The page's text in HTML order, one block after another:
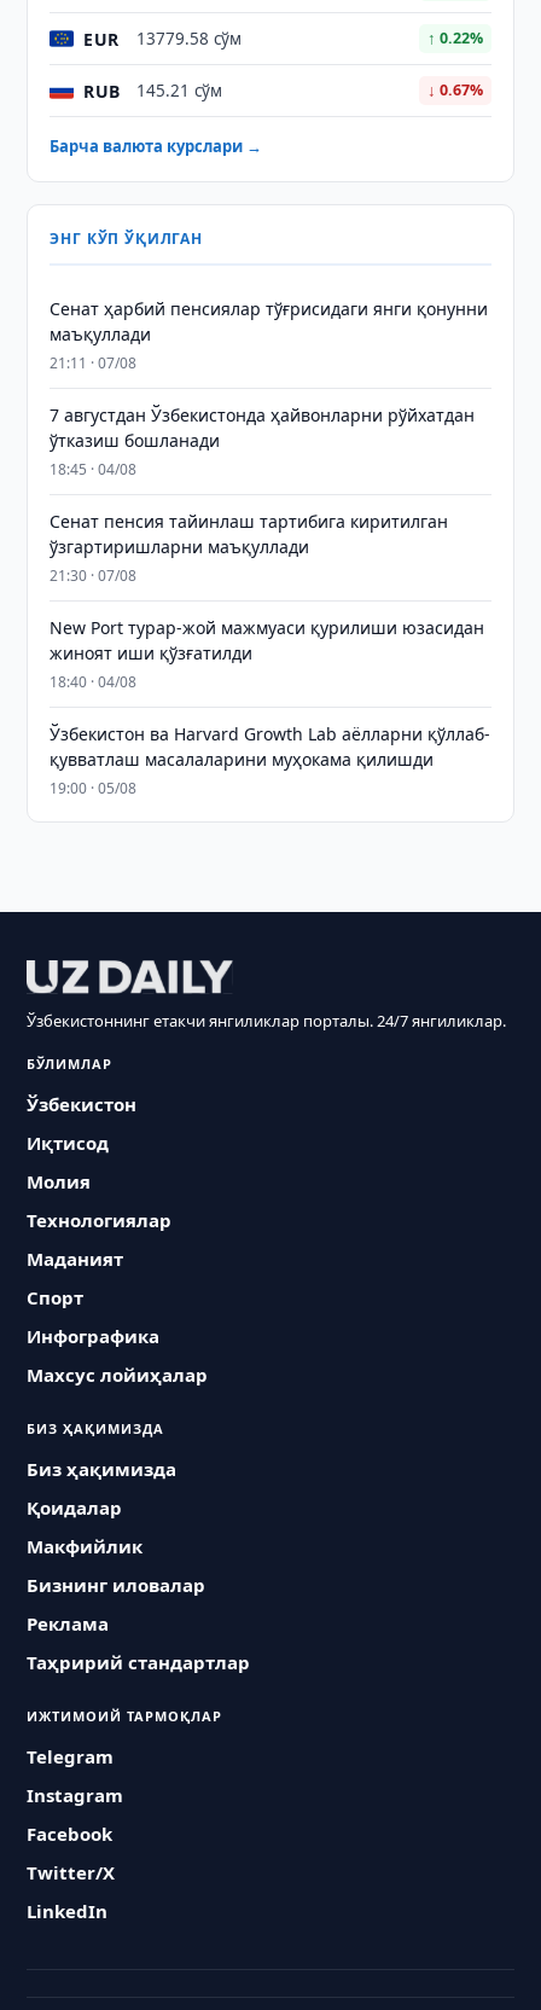
EUR 13779.58 сўм ↑ 0.22%
RUB 145.21 сўм ↓ 0.67%
Барча валюта курслари →
ЭНГ КЎП ЎҚИЛГАН
Сенат ҳарбий пенсиялар тўғрисидаги янги қонунни
маъқуллади
21:11 · 07/08
7 августдан Ўзбекистонда ҳайвонларни рўйхатдан
ўтказиш бошланади
18:45 · 04/08
Сенат пенсия тайинлаш тартибига киритилган
ўзгартиришларни маъқуллади
21:30 · 07/08
New Port турар-жой мажмуаси қурилиши юзасидан
жиноят иши қўзғатилди
18:40 · 04/08
Ўзбекистон ва Harvard Growth Lab аёлларни қўллаб-
қувватлаш масалаларини муҳокама қилишди
19:00 · 05/08
Ўзбекистоннинг етакчи янгиликлар порталы. 24/7 янгиликлар.
БЎЛИМЛАР
Ўзбекистон
Иқтисод
Молия
Технологиялар
Маданият
Спорт
Инфографика
Махсус лойиҳалар
БИЗ ҲАҚИМИЗДА
Биз ҳақимизда
Қоидалар
Макфийлик
Бизнинг иловалар
Реклама
Таҳририй стандартлар
ИЖТИМОИЙ ТАРМОҚЛАР
Telegram
Instagram
Facebook
Twitter/X
LinkedIn